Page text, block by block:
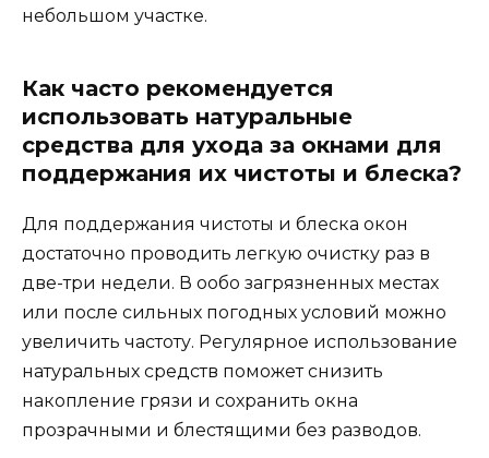
небольшом участке.
Как часто рекомендуется
использовать натуральные
средства для ухода за окнами для
поддержания их чистоты и блеска?
Для поддержания чистоты и блеска окон
достаточно проводить легкую очистку раз в
две-три недели. В ообо загрязненных местах
или после сильных погодных условий можно
увеличить частоту. Регулярное использование
натуральных средств поможет снизить
накопление грязи и сохранить окна
прозрачными и блестящими без разводов.